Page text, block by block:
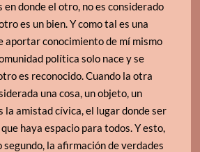
en donde el otro, no es considerado
es un bien. Y como tal es una
aportar conocimiento de mí mismo
política solo nace y se
es reconocido. Cuando la otra
una cosa, un objeto, un
la amistad cívica, el lugar donde ser
haya espacio para todos. Y esto,
segundo, la afirmación de verdades